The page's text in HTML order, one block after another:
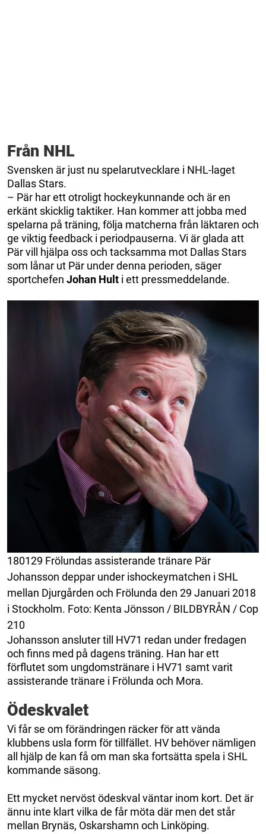
Från NHL
Svensken är just nu spelarutvecklare i NHL-laget
Dallas Stars.
– Pär har ett otroligt hockeykunnande och är en
erkänt skicklig taktiker. Han kommer att jobba med
spelarna på träning, följa matcherna från läktaren och
ge viktig feedback i periodpauserna. Vi är glada att
Pär vill hjälpa oss och tacksamma mot Dallas Stars
som lånar ut Pär under denna perioden, säger
sportchefen Johan Hult i ett pressmeddelande.
180129 Frölundas assisterande tränare Pär
Johansson deppar under ishockeymatchen i SHL
mellan Djurgården och Frölunda den 29 Januari 2018
i Stockholm. Foto: Kenta Jönsson / BILDBYRÅN / Cop
210
Johansson ansluter till HV71 redan under fredagen
och finns med på dagens träning. Han har ett
förflutet som ungdomstränare i HV71 samt varit
assisterande tränare i Frölunda och Mora.
Ödeskvalet
Vi får se om förändringen räcker för att vända
klubbens usla form för tillfället. HV behöver nämligen
all hjälp de kan få om man ska fortsätta spela i SHL
kommande säsong.
Ett mycket nervöst ödeskval väntar inom kort. Det är
ännu inte klart vilka de får möta där men det står
mellan Brynäs, Oskarshamn och Linköping.